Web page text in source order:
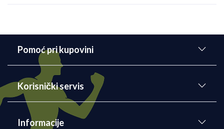
Pomoć pri kupovini
Korisnički servis
Informacije